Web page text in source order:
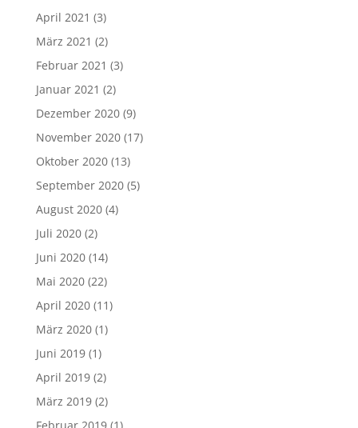
April 2021 (3)
März 2021 (2)
Februar 2021 (3)
Januar 2021 (2)
Dezember 2020(9)
November 2020(17)
Oktober 2020(13)
September 2020(5)
August 2020(4)
Juli 2020(2)
Juni 2020(14)
Mai 2020(22)
April 2020(11)
März 2020(1)
Juni 2019(1)
April 2019(2)
März 2019(2)